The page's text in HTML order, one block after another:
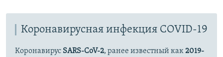
Коронавирусная инфекция COVID-19
Коронавирус SARS-CoV-2, ранее известный как2019-